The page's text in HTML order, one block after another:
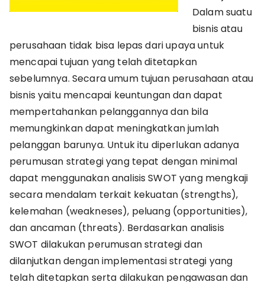
Dalam suatu
bisnis atau
perusahaan tidak bisa lepas dari upaya untuk
mencapai tujuan yang telah ditetapkan
sebelumnya. Secara umum tujuan perusahaan atau
bisnis yaitu mencapai keuntungan dan dapat
mempertahankan pelanggannya dan bila
memungkinkan dapat meningkatkan jumlah
pelanggan barunya. Untuk itu diperlukan adanya
perumusan strategi yang tepat dengan minimal
dapat menggunakan analisis SWOT yang mengkaji
secara mendalam terkait kekuatan (strengths),
kelemahan (weakneses), peluang (opportunities),
dan ancaman (threats). Berdasarkan analisis
SWOT dilakukan perumusan strategi dan
dilanjutkan dengan implementasi strategi yang
telah ditetapkan serta dilakukan pengawasan dan